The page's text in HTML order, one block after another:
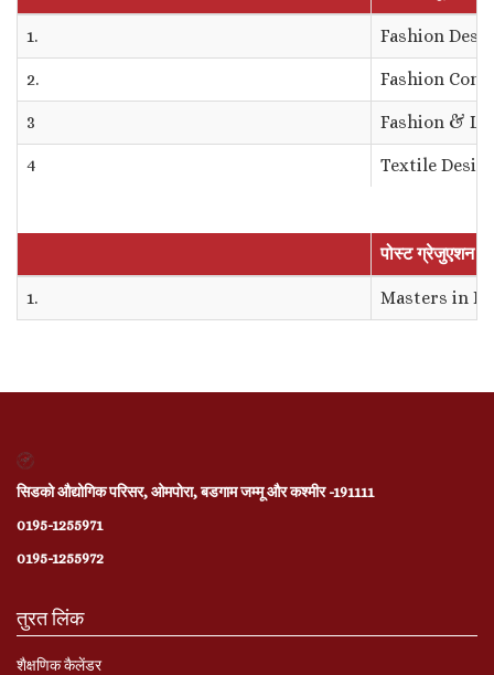
1. Fashion
2. Fashion
3 Fashion &
4 Textile
पोस्ट ग्रेजुएशन
1. Masters in
सिडको औद्योगिक परिसर, ओमपोरा, बडगाम जम्मू और कश्मीर -191111
0195-1255971
0195-1255972
तुरत लिंक
शैक्षणिक कैलेंडर